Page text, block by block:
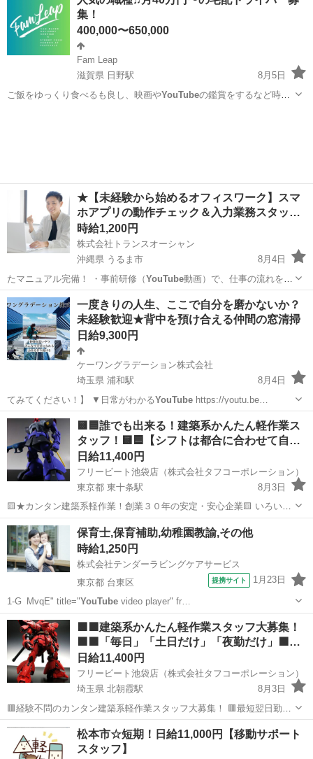
集！
400,000〜650,000
Fam Leap
滋賀県 日野駅
8月5日
ご飯をゆっくり食べるも良し、映画やYouTubeの鑑賞をするなど時間
★【未経験から始めるオフィスワーク】スマ
ホアプリの動作チェック＆入力業務スタッ…
時給1,200円
株式会社トランスオーシャン
沖縄県 うるま市
8月4日
たマニュアル完備！ ・事前研修（YouTube動画）で、仕事の流れを映
像で確認で…
沖縄 うるま市 その他 スタッフ
一度きりの人生、ここで自分を磨かないか？
未経験歓迎★背中を預け合える仲間の窓清掃
日給9,300円
ケーワングラデーション株式会社
埼玉県 浦和駅
8月4日
てみてください！】 ▼日常がわかるYouTubehttps://youtu.be…
埼玉 さいたま市 浦和駅 留学生
🟨🟦誰でも出来る！建築系かんたん軽作業ス
タッフ！🟨🟦【シフトは都合に合わせて自…
日給11,400円
フリービート池袋店（株式会社タフコーポレーション）
東京都 東十条駅
8月3日
🟨★カンタン建築系軽作業！創業３０年の安定・安心企業🟨 いろいろ
な働き方ができます！ 🌈シフト選び放題♪「単発」「短期」「週1の
み」何でもＯＫ!! 🌈働いた分の給与は即ＧＥＴ♪ 🌈ノルマ無し★勤務
地多数、日払...
東京 北区 東十条駅 建築 スタッフ
保育士,保育補助,幼稚園教諭,その他
時給1,250円
株式会社テンダーラビングケアサービス
東京都 台東区
提携サイト 1月23日
1-G_MvqE" title="YouTubevideo player" fr…
東京 台東区 保育士
🟩🟪建築系かんたん軽作業スタッフ大募集！
🟩🟪「毎日」「土日だけ」「夜勤だけ」🟩…
日給11,400円
フリービート池袋店（株式会社タフコーポレーション）
埼玉県 北朝霞駅
8月3日
🟥経験不問のカンタン建築系軽作業スタッフ大募集！ 🟥最短翌日勤務
でパッと稼げる! 🟥ノルマ無し、勤務地多数、日払いＯＫ! 🟨フリーシ
フトで働きやすい! ■単発で１日だけで！ ■気軽に週３日のみ♪ ■稼ぎ
た...
埼玉 朝霞市 北朝霞駅 建築 スタッフ
松本市☆短期！日給11,000円【移動サポート
スタッフ】